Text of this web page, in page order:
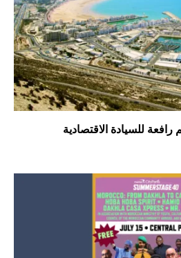
للسيادة الاقتصادية